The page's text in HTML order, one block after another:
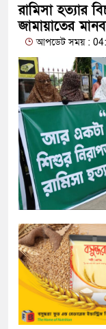
রামিসা হত্যার
জামায়াতের
আপডেট সময় :